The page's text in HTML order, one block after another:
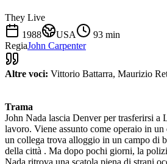
They Live
1988
USA 93 min
RegiaJohn Carpenter
Altre voci: Vittorio Battarra, Maurizio
Trama
John Nada lascia Denver per trasferirsi a
lavoro. Viene assunto come operaio in un
un collega trova alloggio in un campo di
della città . Ma dopo pochi giorni, la
Nada ritrova una scatola piena di strani